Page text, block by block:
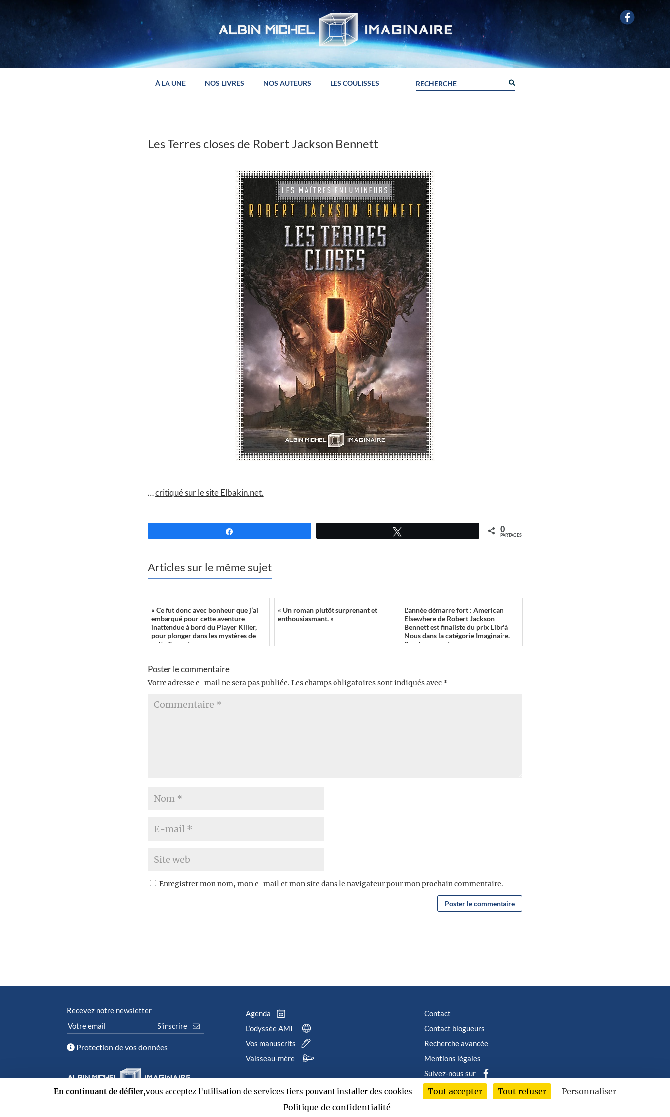
À LA UNE NOS LIVRES NOS AUTEURS LES COULISSES
Les Terres closes de Robert Jackson Bennett
…critiqué sur le site Elbakin.net.
0
PARTAGES
Articles sur le même sujet
« Ce fut donc avec bonheur que j’ai
embarqué pour cette aventure
inattendue à bord du Player Killer,
pour plonger dans les mystères de
cette Terre du ...
« Un roman plutôt surprenant et
enthousiasmant. »
L'année démarre fort : American
Elsewhere de Robert Jackson
Bennett est finaliste du prix Libr'à
Nous dans la catégorie Imaginaire.
Rendez-vous dans q...
Poster le commentaire
Votre adresse e-mail ne sera pas publiée. Les champs obligatoires sont indiqués avec *
Enregistrer mon nom, mon e-mail et mon site dans le navigateur pour mon prochain commentaire.
Recevez notre newsletter
Protection de vos données
Agenda
L’odyssée AMI
Vos manuscrits
Vaisseau-mère
Contact
Contact blogueurs
Recherche avancée
Mentions légales
Suivez-nous sur
2026 © Albin Michel Imaginaire - Tous droits réservés
En continuant de défiler,vous acceptez l'utilisation de services tiers pouvant installer des cookies Tout accepter Tout refuser
Personnaliser
Politique de confidentialité